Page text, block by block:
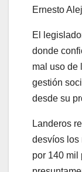
Ernesto
El
donde
mal uso de
gestión
desde su
Landeros
desvíos los
por 140 mil